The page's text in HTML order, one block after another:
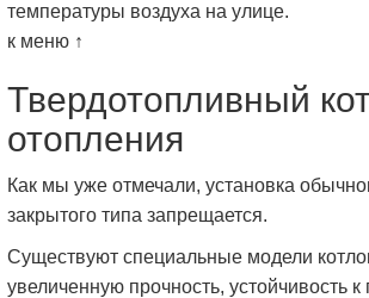
температуры воздуха на улице.
к меню ↑
Твердотопливный
отопления
Как мы уже отмечали, установка
закрытого типа запрещается.
Существуют специальные модели
увеличенную прочность,